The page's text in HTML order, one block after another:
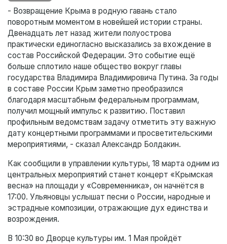
- Возвращение Крыма в родную гавань стало
поворотным моментом в новейшей истории страны.
Двенадцать лет назад жители полуострова
практически единогласно высказались за вхождение в
состав Российской Федерации. Это событие ещё
больше сплотило наше общество вокруг главы
государства Владимира Владимировича Путина. За годы
в составе России Крым заметно преобразился
благодаря масштабным федеральным программам,
получил мощный импульс к развитию. Поставил
профильным ведомствам задачу отметить эту важную
дату концертными программами и просветительскими
мероприятиями, - сказал Александр Болдакин.
Как сообщили в управлении культуры, 18 марта одним из
центральных мероприятий станет концерт «Крымская
весна» на площади у «Современника», он начнётся в
17:00. Ульяновцы услышат песни о России, народные и
эстрадные композиции, отражающие дух единства и
возрождения.
В 10:30 во Дворце культуры им. 1 Мая пройдёт